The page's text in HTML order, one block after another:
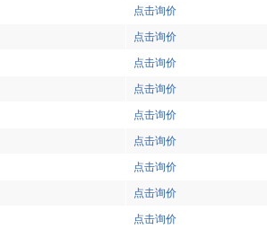
点击询价
点击询价
点击询价
点击询价
点击询价
点击询价
点击询价
点击询价
点击询价